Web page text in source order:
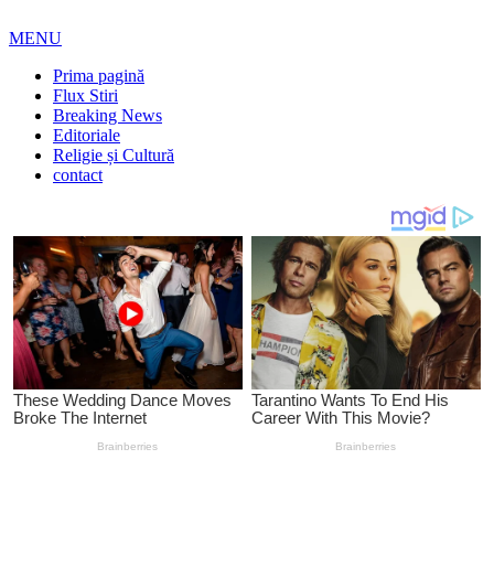
MENU
Prima pagină
Flux Stiri
Breaking News
Editoriale
Religie și Cultură
contact